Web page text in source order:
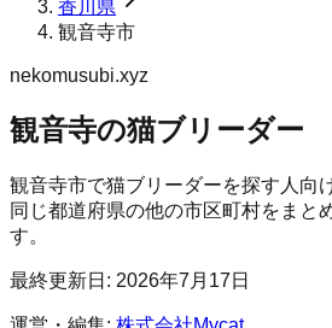
香川県
観音寺市
nekomusubi.xyz
観音寺の猫ブリーダー
観音寺市で猫ブリーダーを探す人向
同じ都道府県の他の市区町村をまと
す。
最終更新日: 2026年7月17日